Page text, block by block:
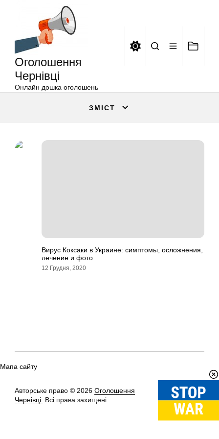
Оголошення
Чернівці
Онлайн дошка оголошень
ЗМІСТ
Вирус Коксаки в Украине: симптомы, осложнения,
лечение и фото
12 Грудня, 2020
Мапа сайту
Авторське право © 2026 Оголошення
Чернівці. Всі права захищені.
Вгору↑